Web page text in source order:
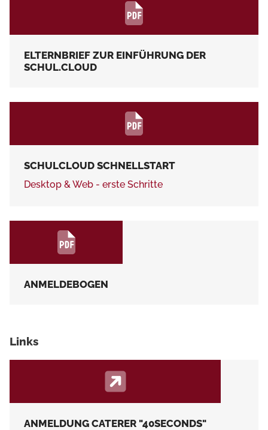
ELTERNBRIEF ZUR EINFÜHRUNG DER
SCHUL.CLOUD
SCHULCLOUD SCHNELLSTART
Desktop & Web - erste Schritte
ANMELDEBOGEN
Links
ANMELDUNG CATERER "40SECONDS"